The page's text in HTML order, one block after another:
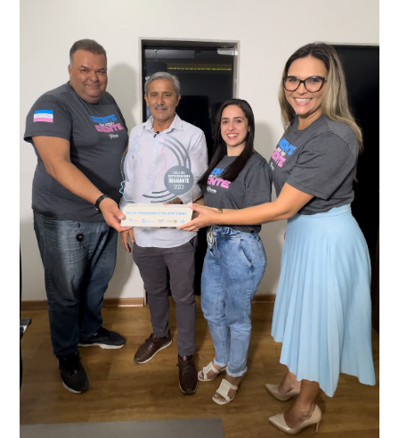
conta do sistema de videomonitoramento instalado
recentemente em todo o município de Presidente
Kennedy, o sistema é integrado com outros municípios
do país, sendo possível a identificação de veículos por
meio do cruzamento de informações, nesse caso
específico, com dados de uma cidade do Estado do Rio
de Janeiro.
“Mais de 100 câmeras foram instaladas na sede e no
interior de Presidente Kennedy, garantindo mais
segurança à população, seja nas ruas, no comércio, os
produtores agropecuários. Estamos no rumo certo,
parabéns a todos os servidores que contribuem para a
segurança da nossa cidade”, destaca o prefeito Dorlei
Fontão.